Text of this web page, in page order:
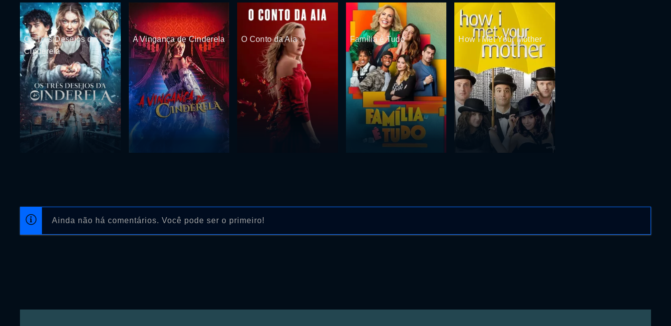
Ainda não há comentários. Você pode ser o primeiro!
Os Três Desejos da
Cinderela
A Vingança de Cinderela O Conto da Aia Família é Tudo How I Met Your Mother